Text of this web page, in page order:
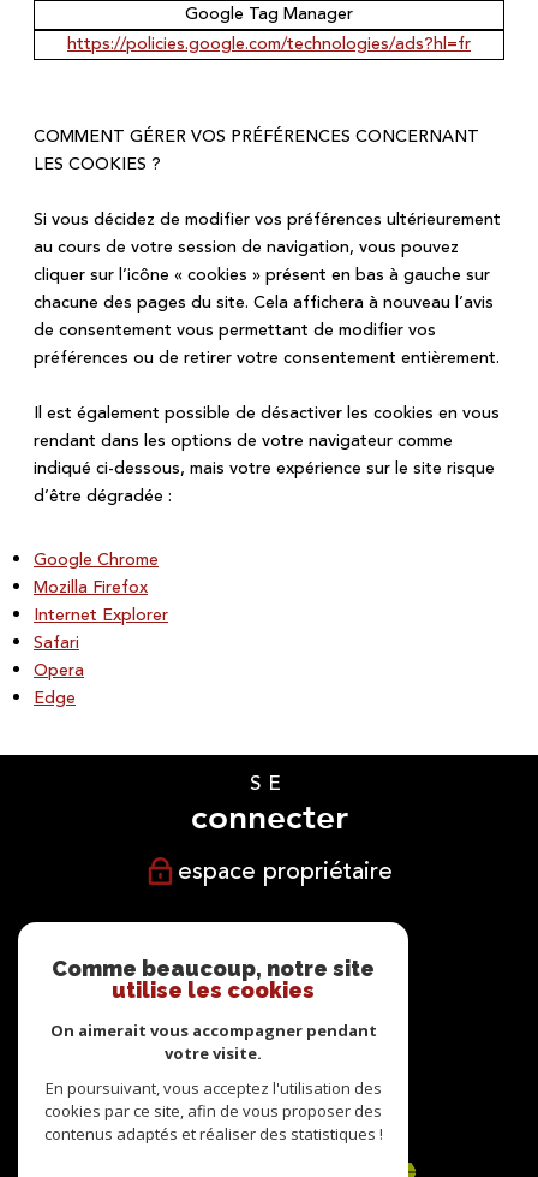
Google Tag Manager
https://policies.google.com/technologies/ads?hl=fr
COMMENT GÉRER VOS PRÉFÉRENCES CONCERNANT
LES COOKIES ?
Si vous décidez de modifier vos préférences ultérieurement
au cours de votre session de navigation, vous pouvez
cliquer sur l’icône « cookies » présent en bas à gauche sur
chacune des pages du site. Cela affichera à nouveau l’avis
de consentement vous permettant de modifier vos
préférences ou de retirer votre consentement entièrement.
Il est également possible de désactiver les cookies en vous
rendant dans les options de votre navigateur comme
indiqué ci-dessous, mais votre expérience sur le site risque
d’être dégradée :
Google Chrome
Mozilla Firefox
Internet Explorer
Safari
Opera
Edge
SE
connecter
espace propriétaire
suivre
NOUS
adhérons
Comme beaucoup, notre site
utilise les cookies
On aimerait vous accompagner pendant
votre visite.
En poursuivant, vous acceptez l'utilisation des
cookies par ce site, afin de vous proposer des
contenus adaptés et réaliser des statistiques !